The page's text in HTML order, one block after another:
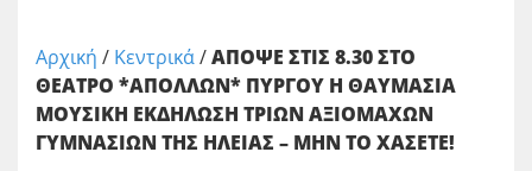
Αρχική / Κεντρικά/ΑΠΟΨΕ ΣΤΙΣ 8.30 ΣΤΟ
ΘΕΑΤΡΟ *ΑΠΟΛΛΩΝ* ΠΥΡΓΟΥ Η ΘΑΥΜΑΣΙΑ
ΜΟΥΣΙΚΗ ΕΚΔΗΛΩΣΗ ΤΡΙΩΝ ΑΞΙΟΜΑΧΩΝ
ΓΥΜΝΑΣΙΩΝ ΤΗΣ ΗΛΕΙΑΣ – ΜΗΝ ΤΟ ΧΑΣΕΤΕ!